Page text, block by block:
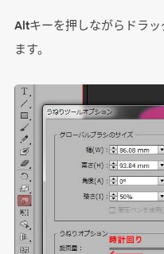
Altキーを押しながらドラ
ます。